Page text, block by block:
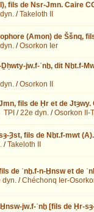
fils de Nsr-Jmn. Caire
/Takeloth II
(Amon) de Ššnq,
/Osorkon Ier
jw.f-ʿnḫ, dit Nḫt.f-
/Osorkon II
fils de Ḥr et de Jtȝwy.
TPI /22e dyn. /Osorkon II-
Ȝst, fils de Nḫt.f-mwt
/Takeloth II
de ʿnḫ.f-n-Ḫnsw et de
dyn. /Chéchonq Ier-
jw.f-ʿnḫ [fils de Ḥr-